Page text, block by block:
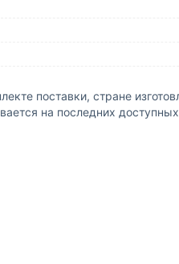
поставки, стране
на последних